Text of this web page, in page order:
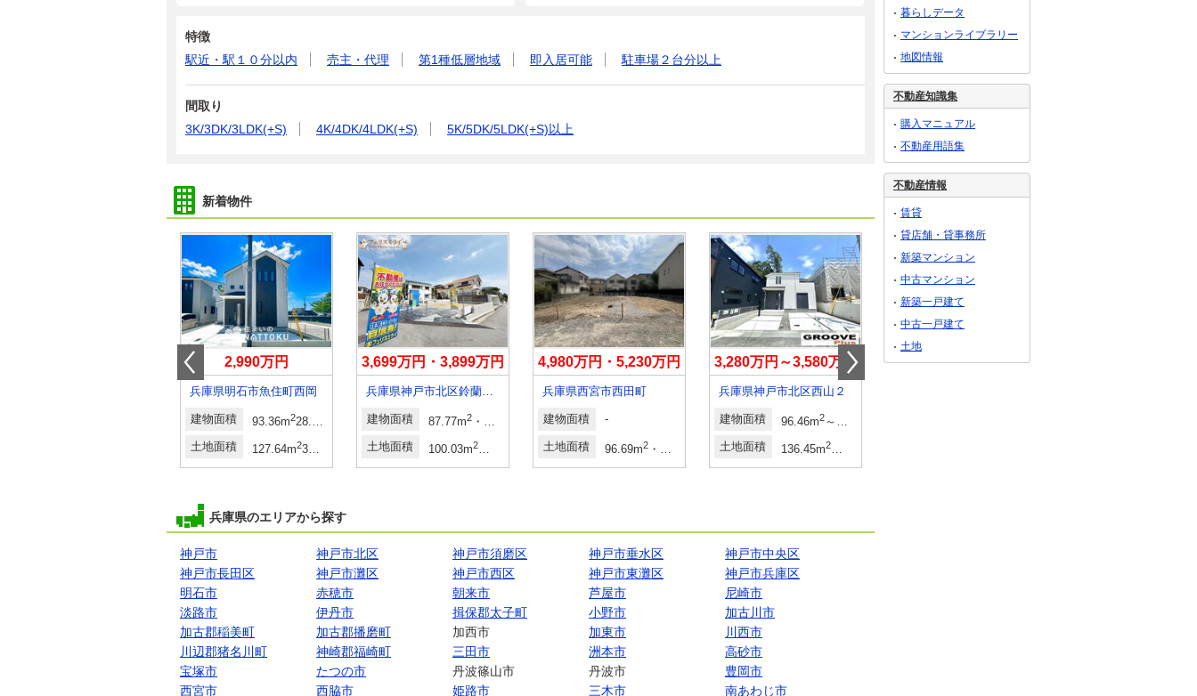
特徴
駅近・駅１０分以内
売主・代理 第1種低層地域 即入居可能 駐車場２台分以上
間取り
3K/3DK/3LDK(+S)
4K/4DK/4LDK(+S) 5K/5DK/5LDK(+S)以上
新着物件
31.85坪・32.09坪
60.49坪・70.36坪
2,990万円
兵庫県明石市魚住町西岡
建物面積 93.36m228.24坪
土地面積
127.64m238.61坪
3,699万円・3,899万円
兵庫県神戸市北区鈴蘭台北町６
建物面積 87.77m2・93.15m
26.55坪・28.17坪
土地面積
100.03m2・100.1m 30.25坪・30.28坪
4,980万円・5,230万円
兵庫県西宮市西田町
建物面積 -
土地面積 96.69m2・98.5m
3,280万円～3,580万円
兵庫県神戸市北区西山２
建物面積 96.46m2～102.68m
土地面積 136.45m2～156.87m
3,380万円
兵庫県のエリアから探す
神戸市 神戸市北区 神戸市須磨区 神戸市垂水区
神戸市中央区
神戸市長田区
神戸市灘区 神戸市西区 神戸市東灘区
神戸市兵庫区
明石市
赤穂市 朝来市 芦屋市
尼崎市
淡路市
伊丹市 揖保郡太子町 小野市
加古川市
加古郡稲美町
加古郡播磨町 加西市 加東市
川西市
川辺郡猪名川町
神崎郡福崎町 三田市 洲本市
高砂市
宝塚市
たつの市 丹波篠山市 丹波市
豊岡市
西宮市
西脇市 姫路市 三木市 南あわじ市
暮らしデータ
マンションライブラリー
地図情報
不動産知識集
購入マニュアル
不動産用語集
不動産情報
賃貸
貸店舗・貸事務所
新築マンション
中古マンション
新築一戸建て
中古一戸建て
土地